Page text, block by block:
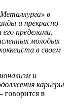
в
и прекрасно
пределами,
молодых
в своем
и
карьеры
в